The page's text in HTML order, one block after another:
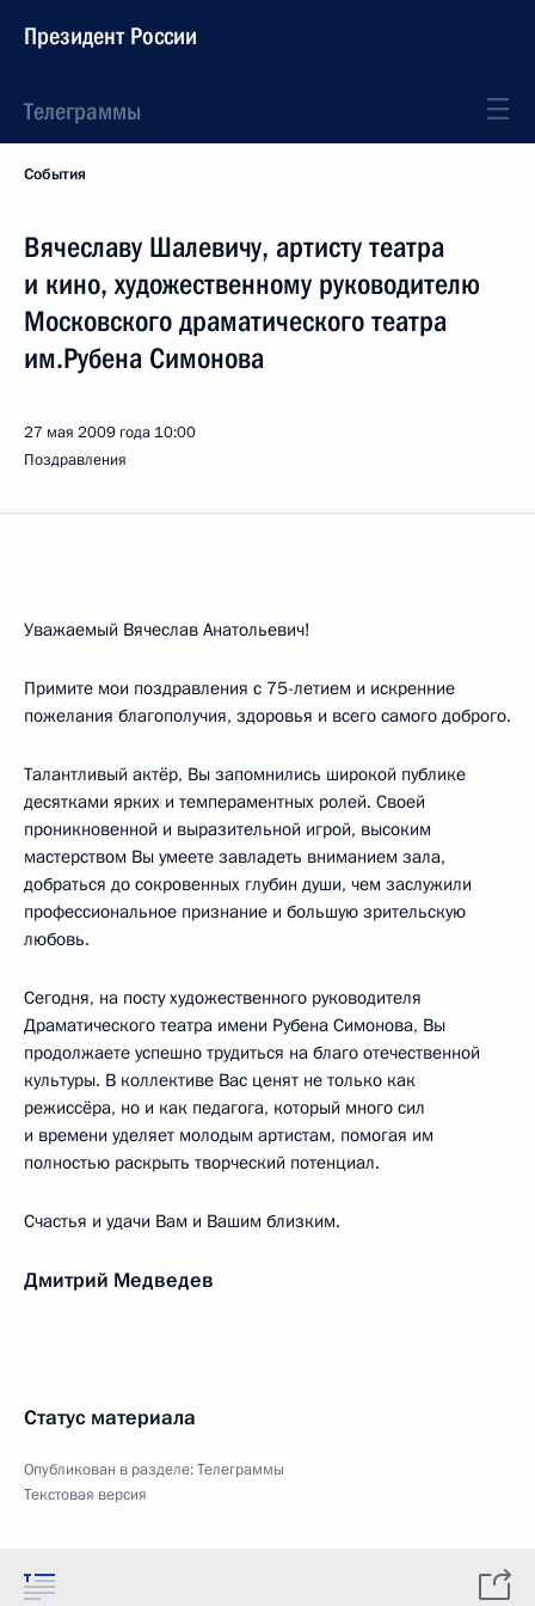
Президент России
Телеграммы
События
Вячеславу Шалевичу, артисту театра
и кино, художественному руководителю
Московского драматического театра
им.Рубена Симонова
27 мая 2009 года 10:00
Поздравления
Уважаемый Вячеслав Анатольевич!
Примите мои поздравления с 75-летием и искренние
пожелания благополучия, здоровья и всего самого доброго.
Талантливый актёр, Вы запомнились широкой публике
десятками ярких и темпераментных ролей. Своей
проникновенной и выразительной игрой, высоким
мастерством Вы умеете завладеть вниманием зала,
добраться до сокровенных глубин души, чем заслужили
профессиональное признание и большую зрительскую
любовь.
Сегодня, на посту художественного руководителя
Драматического театра имени Рубена Симонова, Вы
продолжаете успешно трудиться на благо отечественной
культуры. В коллективе Вас ценят не только как
режиссёра, но и как педагога, который много сил
и времени уделяет молодым артистам, помогая им
полностью раскрыть творческий потенциал.
Счастья и удачи Вам и Вашим близким.
Дмитрий Медведев
Статус материала
Опубликован в разделе:Телеграммы
Текстовая версия